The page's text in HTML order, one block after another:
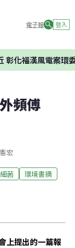
電子報 登入
漢風電案環委建
頻傅
宏
細菌
環境書摘
上提出的一篇報